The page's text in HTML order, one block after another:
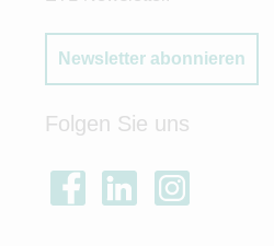
Newsletter abonnieren
Folgen Sie uns